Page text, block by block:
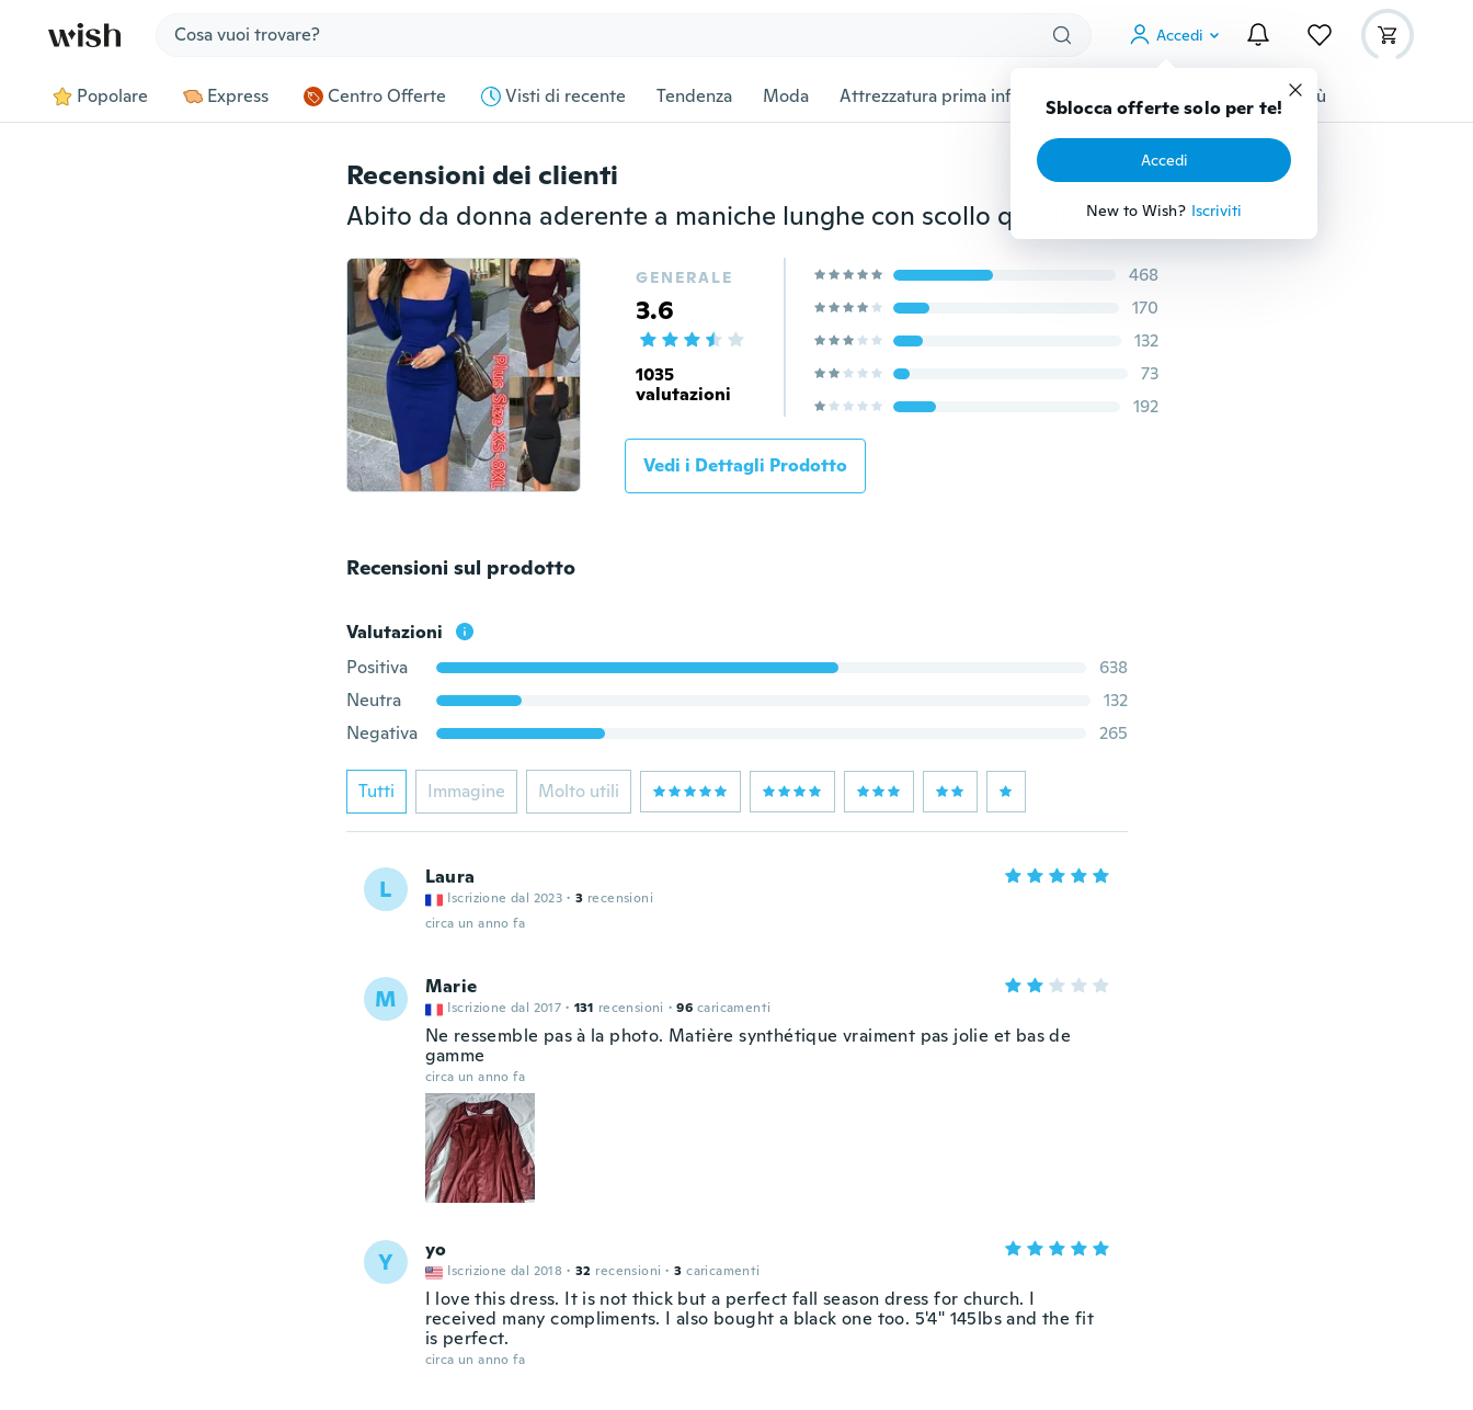
Accedi
Sblocca offerte solo per te!
Accedi
New to Wish? Iscriviti
Popolare Express Centro Offerte Visti di recente Tendenza Moda Attrezzatura prima infanzia Accessori per animali Di più
Recensioni dei clienti
Abito da donna aderente a maniche lunghe con scollo quadrato aderente Plus Size XS-8XL
GENERALE
3.6
1035
valutazioni
468
170
132
73
192
Vedi i Dettagli Prodotto
Recensioni sul prodotto
Valutazioni
Positiva
638
Neutra
132
Negativa
265
Tutti Immagine Molto utili
L Laura
Iscrizione dal 2023 · 3 recensioni
circa un anno fa
M Marie
Iscrizione dal 2017 · 131 recensioni · 96 caricamenti
Ne ressemble pas à la photo. Matière synthétique vraiment pas jolie et bas de
gamme
circa un anno fa
Y yo
Iscrizione dal 2018 · 32 recensioni · 3 caricamenti
I love this dress. It is not thick but a perfect fall season dress for church. I
received many compliments. I also bought a black one too. 5'4" 145lbs and the fit
is perfect.
circa un anno fa